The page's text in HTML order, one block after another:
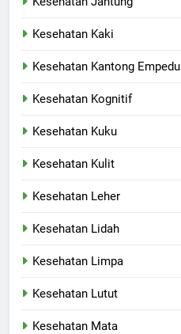
Kesehatan Kaki
Kesehatan Kantong Empedu
Kesehatan Kognitif
Kesehatan Kuku
Kesehatan Kulit
Kesehatan Leher
Kesehatan Lidah
Kesehatan Limpa
Kesehatan Lutut
Kesehatan Mata